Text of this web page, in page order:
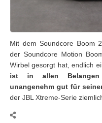
Mit dem Soundcore Boom
der Soundcore Motion
Wirbel gesorgt hat, endlich
ist in allen Belangen
unangenehm gut für
der JBL Xtreme-Serie